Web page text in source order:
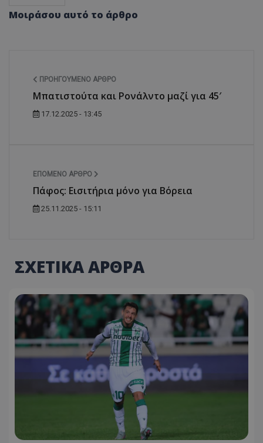
Μοιράσου αυτό το άρθρο
ΠΡΟΗΓΟΎΜΕΝΟ ΆΡΘΡΟ
Μπατιστούτα και Ρονάλντο μαζί για 45′
17.12.2025 - 13:45
ΕΠΌΜΕΝΟ ΆΡΘΡΟ
Πάφος: Εισιτήρια μόνο για Βόρεια
25.11.2025 - 15:11
ΣΧΕΤΙΚΑ ΑΡΘΡΑ